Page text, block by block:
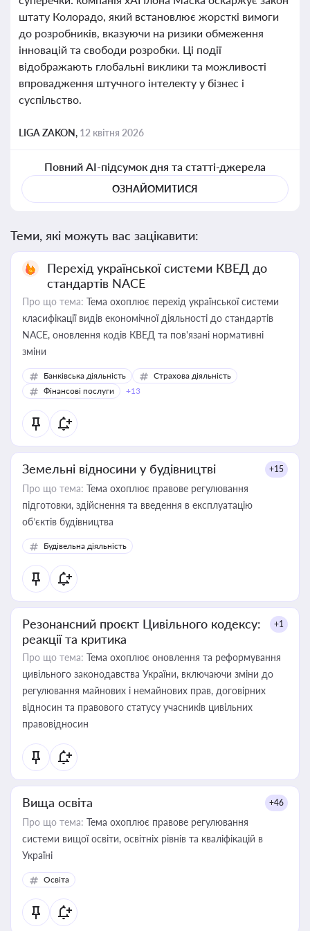
штату Колорадо, який встановлює жорсткі вимоги
до розробників, вказуючи на ризики обмеження
інновацій та свободи розробки. Ці події
відображають глобальні виклики та можливості
впровадження штучного інтелекту у бізнес і
суспільство.
LIGA ZAKON, 12 квітня 2026
Повний AI-підсумок дня та статті-джерела
ОЗНАЙОМИТИСЯ
Теми, які можуть вас зацікавити:
Перехід української системи КВЕД до
стандартів NACE
Про що тема: Тема охоплює перехід української системи
класифікації видів економічної діяльності до стандартів
NACE, оновлення кодів КВЕД та пов'язані нормативні
зміни
Банківська діяльність
Страхова діяльність
Фінансові послуги
+13
Земельні відносини у будівництві +15
Про що тема: Тема охоплює правове регулювання
підготовки, здійснення та введення в експлуатацію
об’єктів будівництва
Будівельна діяльність
Резонансний проєкт Цивільного кодексу:
реакції та критика
+1
Про що тема: Тема охоплює оновлення та реформування
цивільного законодавства України, включаючи зміни до
регулювання майнових і немайнових прав, договірних
відносин та правового статусу учасників цивільних
правовідносин
Вища освіта +46
Про що тема: Тема охоплює правове регулювання
системи вищої освіти, освітніх рівнів та кваліфікацій в
Україні
Освіта